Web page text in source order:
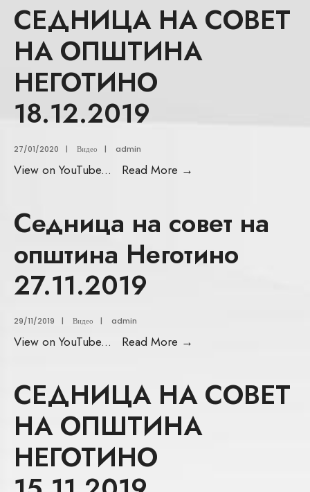
СЕДНИЦА НА СОВЕТ
НА ОПШТИНА
НЕГОТИНО
18.12.2019
27/01/2020 | Видео | admin
View on YouTube... Read More →
Седница на совет на
општина Неготино
27.11.2019
29/11/2019 | Видео | admin
View on YouTube... Read More →
СЕДНИЦА НА СОВЕТ
НА ОПШТИНА
НЕГОТИНО